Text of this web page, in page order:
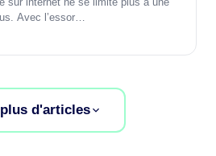
Avec l’essor…
d'articles